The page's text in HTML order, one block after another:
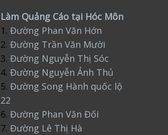
Làm Quảng Cáo tại Hóc Môn
1. Đường Phan Văn Hớn
2. Đường Trần Văn Mười
3. Đường Nguyễn Thị Sóc
4. Đường Nguyễn Ảnh Thủ
5. Đường Song Hành quốc lộ
22
6. Đường Phan Văn Đối
7. Đường Lê Thị Hà